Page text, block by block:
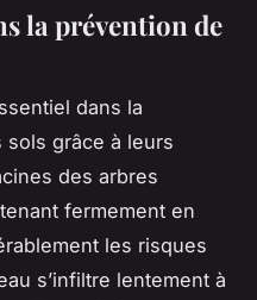
la prévention de
dans la
sols grâce à leurs
des arbres
fermement en
les risques
s’infiltre lentement à